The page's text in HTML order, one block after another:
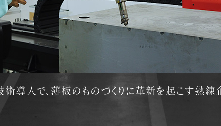
術導入で、薄板のものづくりに革新を起こす熟練